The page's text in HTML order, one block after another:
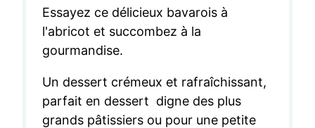
Essayez ce délicieux bavarois à
l'abricot et succombez à la
gourmandise.
Un dessert crémeux et rafraîchissant,
parfait en dessert digne des plus
grands pâtissiers ou pour une petite